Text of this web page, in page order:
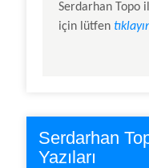
Serdarhan Topo
için lütfen
Serdarhan
Yazıları